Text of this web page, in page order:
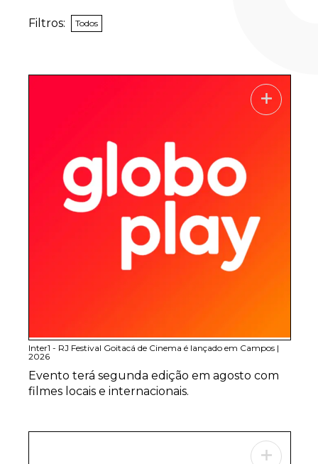
Filtros: Todos
Inter1 - RJ Festival Goitacá de Cinema é lançado em Campos |
2026
Evento terá segunda edição em agosto com
filmes locais e internacionais.